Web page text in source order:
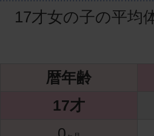
17才女の子の平均
暦年齢
17才